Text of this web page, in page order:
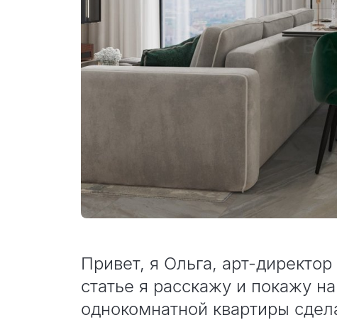
Привет, я Ольга, арт-
статье я расскажу и покажу
однокомнатной квартиры